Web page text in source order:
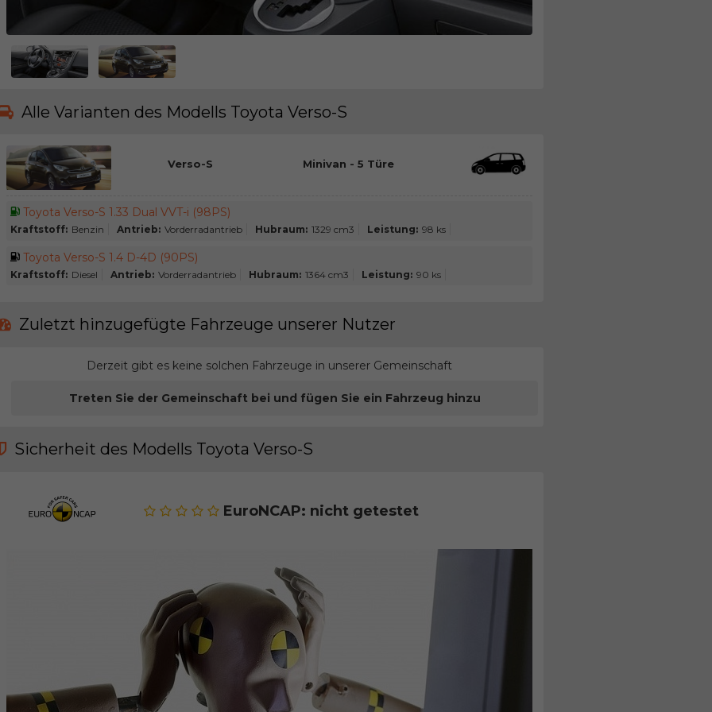
Alle Varianten des Modells Toyota Verso-S
Verso-S Minivan - 5 Türe
Toyota Verso-S 1.33 Dual VVT-i (98PS)
Kraftstoff: Benzin Antrieb: Vorderradantrieb Hubraum: 1329 cm3 Leistung: 98 ks
Toyota Verso-S 1.4 D-4D (90PS)
Kraftstoff: Diesel Antrieb: Vorderradantrieb Hubraum: 1364 cm3 Leistung: 90 ks
Zuletzt hinzugefügte Fahrzeuge unserer Nutzer
Derzeit gibt es keine solchen Fahrzeuge in unserer Gemeinschaft
Treten Sie der Gemeinschaft bei und fügen Sie ein Fahrzeug hinzu
Sicherheit des Modells Toyota Verso-S
EuroNCAP: nicht getestet